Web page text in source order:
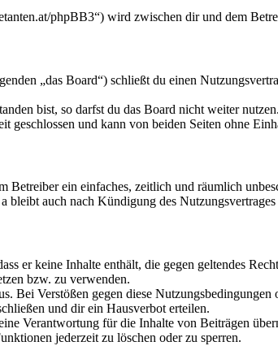
phpBB3“) wird zwischen dir und dem
„das Board“) schließt du einen
bist, so darfst du das Board nicht weiter
geschlossen und kann von beiden Seiten ohne
Betreiber ein einfaches, zeitlich und räumlich
bleibt auch nach Kündigung des Nutzungsvertrages
er keine Inhalte enthält, die gegen geltendes
bzw. zu verwenden.
Bei Verstößen gegen diese
und dir ein Hausverbot erteilen.
Verantwortung für die Inhalte von Beiträgen
jederzeit zu löschen oder zu sperren.